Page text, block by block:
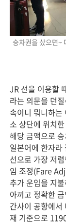
승차권을 샀으면~
JR 선을 이용할
라는 의문을 던
속이니 뭐니하는
소 상단에 위치
해당 금액으로
일본어에 한자
선으로 가장 저
임 조정(Fare
추가 운임을 지
아끼고 정확한
간사이 공항에서
재 기준으로